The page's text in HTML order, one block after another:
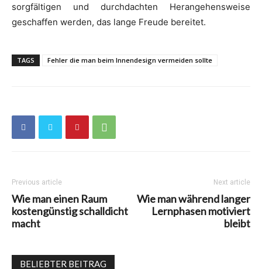
sorgfältigen und durchdachten Herangehensweise
geschaffen werden, das lange Freude bereitet.
TAGS Fehler die man beim Innendesign vermeiden sollte
Previous article
Wie man einen Raum
kostengünstig schalldicht
macht
Next article
Wie man während langer
Lernphasen motiviert
bleibt
BELIEBTER BEITRAG